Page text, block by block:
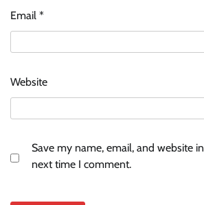
Email *
Website
Save my name, email, and website
next time I comment.